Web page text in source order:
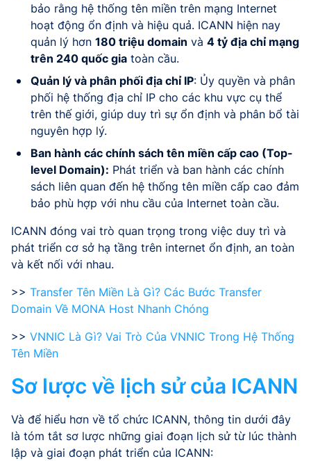
bảo rằng hệ thống tên miền trên mạng Internet
hoạt động ổn định và hiệu quả. ICANN hiện nay
quản lý hơn 180 triệu domain và 4 tỷ địa chỉ mạng
trên 240 quốc gia toàn cầu.
Quản lý và phân phối địa chỉ IP: Ủy quyền và phân
phối hệ thống địa chỉ IP cho các khu vực cụ thể
trên thế giới, giúp duy trì sự ổn định và phân bổ tài
nguyên hợp lý.
Ban hành các chính sách tên miền cấp cao (Top-
level Domain): Phát triển và ban hành các chính
sách liên quan đến hệ thống tên miền cấp cao đảm
bảo phù hợp với nhu cầu của Internet toàn cầu.
ICANN đóng vai trò quan trọng trong việc duy trì và
phát triển cơ sở hạ tầng trên internet ổn định, an toàn
và kết nối với nhau.
>> Transfer Tên Miền Là Gì? Các Bước Transfer
Domain Về MONA Host Nhanh Chóng
>> VNNIC Là Gì? Vai Trò Của VNNIC Trong Hệ Thống
Tên Miền
Sơ lược về lịch sử của ICANN
Và để hiểu hơn về tổ chức ICANN, thông tin dưới đây
là tóm tắt sơ lược những giai đoạn lịch sử từ lúc thành
lập và giai đoạn phát triển của ICANN: